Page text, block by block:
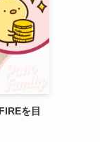
を目